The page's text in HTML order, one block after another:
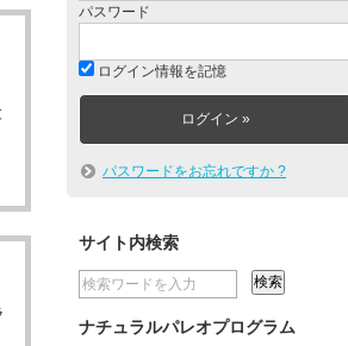
パスワード
ログイン情報を記憶
パスワードをお忘れですか ?
サイト内検索
ナチュラルパレオプログラム